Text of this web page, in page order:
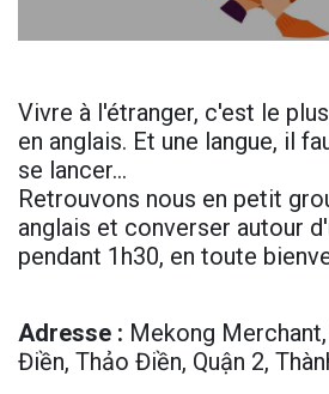
Vivre à l'étranger, c'est le
en anglais. Et une langue, il
se lancer…
Retrouvons nous en petit
anglais et converser autour
pendant 1h30, en toute
Adresse : Mekong
Điền, Thảo Điền, Quận 2,